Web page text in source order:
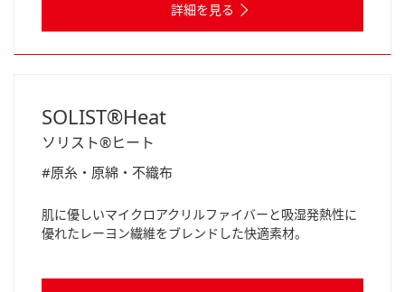
詳細を見る
SOLIST®Heat
ソリスト®ヒート
#原糸・原綿・不織布
肌に優しいマイクロアクリルファイバーと吸湿発熱性に
優れたレーヨン繊維をブレンドした快適素材。